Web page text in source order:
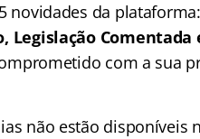
novidades da plataforma:
Legislação
com a sua
não estão disponíveis